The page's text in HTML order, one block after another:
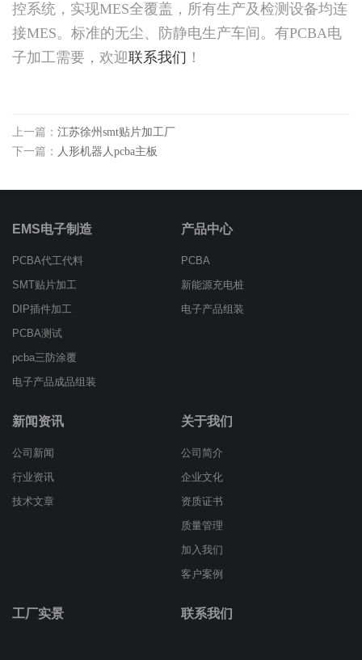
控系统，实现MES全覆盖，所有生产及检测设备均连
接MES。标准的无尘、防静电生产车间。有PCBA电
子加工需要，欢迎联系我们 ！
上一篇： 江苏徐州smt贴片加工厂
下一篇： 人形机器人pcba主板
EMS电子制造
PCBA代工代料
SMT贴片加工
DIP插件加工
PCBA测试
pcba三防涂覆
电子产品成品组装
产品中心
PCBA
新能源充电桩
电子产品组装
新闻资讯
公司新闻
行业资讯
技术文章
关于我们
公司简介
企业文化
资质证书
质量管理
加入我们
客户案例
工厂实景 联系我们